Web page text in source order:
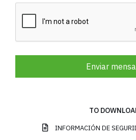
Enviar
TO
INFORMACIÓN DE